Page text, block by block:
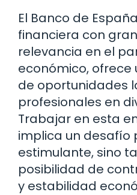
El Banco de
financiera con
relevancia en el
económico,
de oportunidades
profesionales en
Trabajar en esta
implica un desafío
estimulante, sino
posibilidad de
y estabilidad